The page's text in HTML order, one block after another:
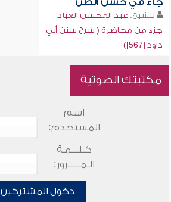
للشيخ: عبد المحسن العباد
جزء من محاضرة ( شرح سنن أبي
داود [567])
مكتبتك الصوتية
اسم
المستخدم:
كـلـــمـة
الـمـــــرور:
دخول المشتركين